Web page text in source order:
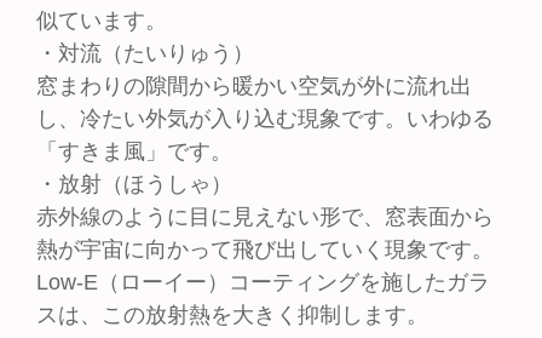
似ています。
・対流（たいりゅう）
窓まわりの隙間から暖かい空気が外に流れ出
し、冷たい外気が入り込む現象です。いわゆる
「すきま風」です。
・放射（ほうしゃ）
赤外線のように目に見えない形で、窓表面から
熱が宇宙に向かって飛び出していく現象です。
Low-E（ローイー）コーティングを施したガラ
スは、この放射熱を大きく抑制します。